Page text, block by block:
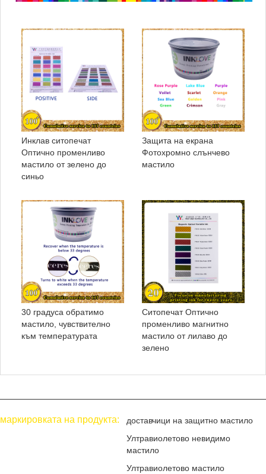
Инклав ситопечат
Оптично променливо
мастило от зелено до
синьо
Защита на екрана
Фотохромно слънчево
мастило
30 градуса обратимо
мастило, чувствително
към температурата
Ситопечат Оптично
променливо магнитно
мастило от лилаво до
зелено
маркировката на продукта:
доставчици на защитно мастило
Ултравиолетово невидимо
мастило
Ултравиолетово мастило